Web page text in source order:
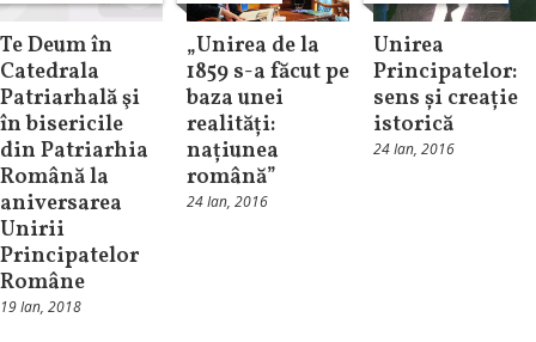
Te Deum în
Catedrala
Patriarhală şi
în bisericile
din Patriarhia
Română la
aniversarea
Unirii
Principatelor
Române
19 Ian, 2018
„Unirea de la
1859 s-a făcut pe
baza unei
realități:
națiunea
română”
24 Ian, 2016
Unirea
Principatelor:
sens și creație
istorică
24 Ian, 2016